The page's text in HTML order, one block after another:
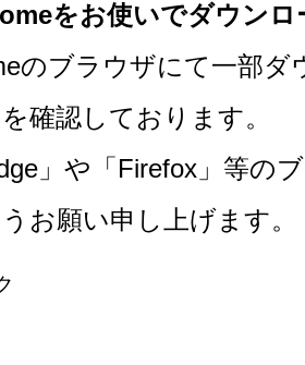
をお使いでダウンロ
のブラウザにて一部
確認しております。
」や「Firefox」等の
お願い申し上げます。